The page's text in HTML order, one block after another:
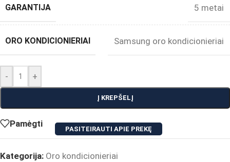
GARANTIJA 5 metai
ORO KONDICIONIERIAI Samsung oro kondicionieriai
- +
Į KREPŠELĮ
Pamėgti
PASITEIRAUTI APIE PREKĘ
Kategorija: Oro kondicionieriai